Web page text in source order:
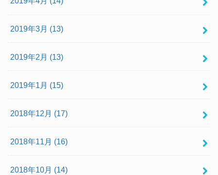
2019年3月 (13)
2019年2月 (13)
2019年1月 (15)
2018年12月 (17)
2018年11月 (16)
2018年10月 (14)